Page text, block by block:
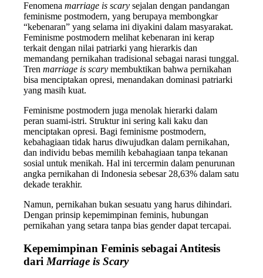
Fenomenamarriage is scary sejalan dengan pandangan
feminisme postmodern, yang berupaya membongkar
“kebenaran” yang selama ini diyakini dalam masyarakat.
Feminisme postmodern melihat kebenaran ini kerap
terkait dengan nilai patriarki yang hierarkis dan
memandang pernikahan tradisional sebagai narasi tunggal.
Trenmarriage is scary membuktikan bahwa pernikahan
bisa menciptakan opresi, menandakan dominasi patriarki
yang masih kuat.
Feminisme postmodern juga menolak hierarki dalam
peran suami-istri. Struktur ini sering kali kaku dan
menciptakan opresi. Bagi feminisme postmodern,
kebahagiaan tidak harus diwujudkan dalam pernikahan,
dan individu bebas memilih kebahagiaan tanpa tekanan
sosial untuk menikah. Hal ini tercermin dalam penurunan
angka pernikahan di Indonesia sebesar 28,63% dalam satu
dekade terakhir.
Namun, pernikahan bukan sesuatu yang harus dihindari.
Dengan prinsip kepemimpinan feminis, hubungan
pernikahan yang setara tanpa bias gender dapat tercapai.
Kepemimpinan Feminis sebagai Antitesis
dari Marriage is Scary